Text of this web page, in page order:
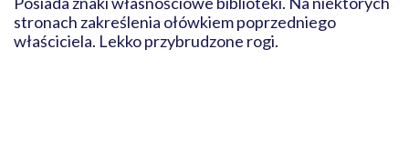
stronach zakreślenia ołówkiem poprzedniego
właściciela. Lekko przybrudzone rogi.